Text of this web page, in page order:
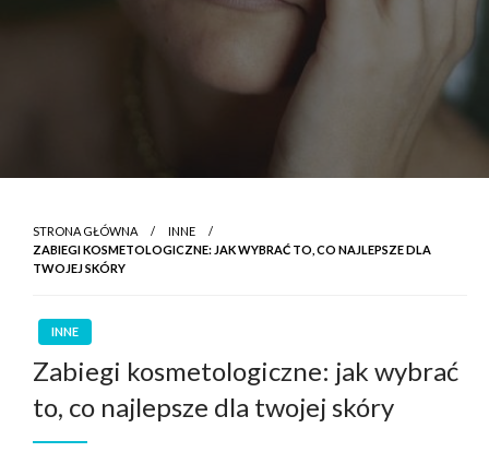
STRONA GŁÓWNA
INNE
ZABIEGI KOSMETOLOGICZNE: JAK WYBRAĆ TO, CO NAJLEPSZE DLA
TWOJEJ SKÓRY
INNE
Zabiegi kosmetologiczne: jak wybrać
to, co najlepsze dla twojej skóry